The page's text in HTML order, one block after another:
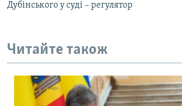
Дубінського у суді – регулятор
Читайте також